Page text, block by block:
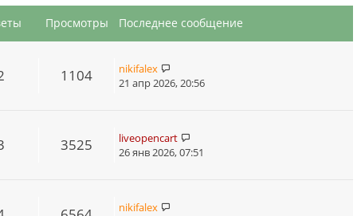
Просмотры Последнее сообщение
1104
nikifalex
21 апр 2026, 20:56
3525
liveopencart
26 янв 2026, 07:51
nikifalex